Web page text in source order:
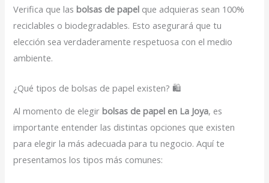
Verifica que lasbolsas de papel que adquieras sean 100%
reciclables o biodegradables. Esto asegurará que tu
elección sea verdaderamente respetuosa con el medio
ambiente.
¿Qué tipos de bolsas de papel existen? 🛍️
Al momento de elegirbolsas de papel en La Joya, es
importante entender las distintas opciones que existen
para elegir la más adecuada para tu negocio. Aquí te
presentamos los tipos más comunes: